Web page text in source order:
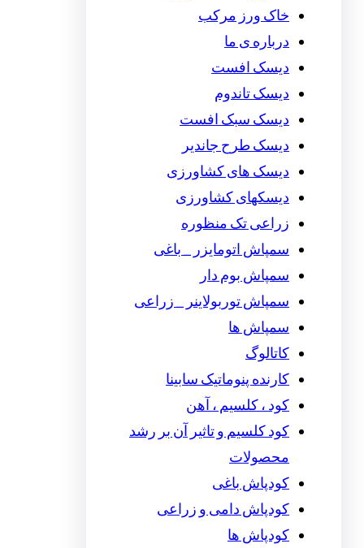
خاک ورز مرکب
درباره ی ما
دیسک افست
دیسک تاندوم
دیسک سبک افست
دیسک طرح جاندیر
دیسک های کشاورزی
دیسکهای کشاورزی
زراعی تک منظوره
سمپاش اتومایزر _ باغی
سمپاش بوم دار
سمپاش توربولاینر _ زراعی
سمپاش ها
کاتالوگ
کارنده پنوماتیک سابینا
کود ، کلسیم ، آهن
کود کلسیم و تاثیر آن بر رشد
محصولات
کودپاش باغی
کودپاش دامی و زراعی
کودپاش ها